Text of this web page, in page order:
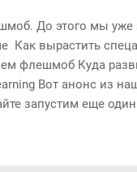
о системе все что
системой
не имеет
"наломать дров". Это
Теория ->
пропущена
До этого мы уже
Как вырастить
флешмоб Куда
Вот анонс из
запустим еще
брал интервью у